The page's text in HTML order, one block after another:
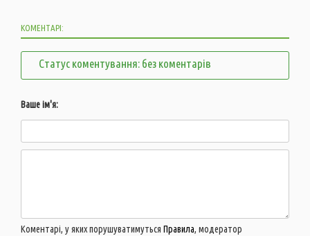
КОМЕНТАРІ:
Статус коментування: без коментарів
Ваше ім'я:
Коментарі, у яких порушуватимуться Правила, модератор